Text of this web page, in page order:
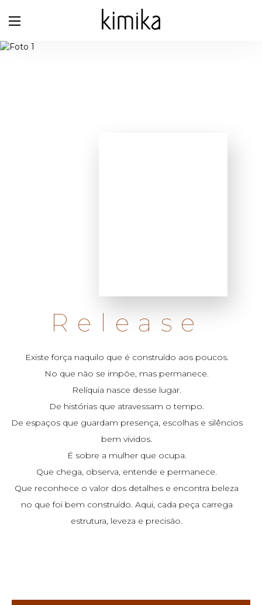
Release
Existe força naquilo que é construído aos poucos.
No que não se impõe, mas permanece.
Relíquia nasce desse lugar.
De histórias que atravessam o tempo.
De espaços que guardam presença, escolhas e silêncios
bem vividos.
É sobre a mulher que ocupa.
Que chega, observa, entende e permanece.
Que reconhece o valor dos detalhes e encontra beleza
no que foi bem construído. Aqui, cada peça carrega
estrutura, leveza e precisão.